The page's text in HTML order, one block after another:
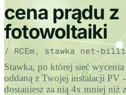
cena prądu z
fotowoltaiki
/ RCEm, stawka net-
Stawka, po której sieć
oddaną z Twojej instalacji PV
dostaniesz za nią 4x mniej niż